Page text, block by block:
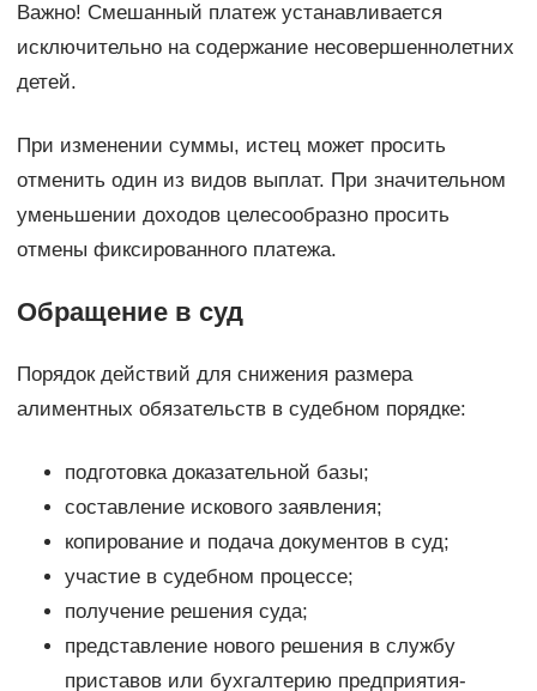
Важно! Смешанный платеж устанавливается
исключительно на содержание несовершеннолетних
детей.
При изменении суммы, истец может просить
отменить один из видов выплат. При значительном
уменьшении доходов целесообразно просить
отмены фиксированного платежа.
Обращение в суд
Порядок действий для снижения размера
алиментных обязательств в судебном порядке:
подготовка доказательной базы;
составление искового заявления;
копирование и подача документов в суд;
участие в судебном процессе;
получение решения суда;
представление нового решения в службу
приставов или бухгалтерию предприятия-